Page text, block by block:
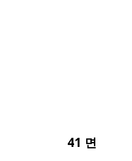
41 면